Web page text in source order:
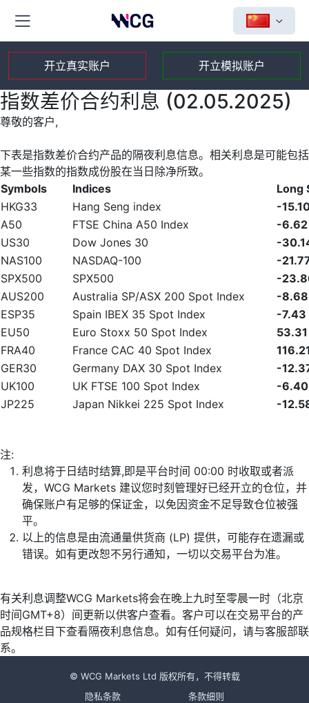
开立真实账户 开立模拟账户
指数差价合约利息 (02.05.2025)
尊敬的客户,
下表是指数差价合约产品的隔夜利息信息。相关利息是可能包括
某一些指数的指数成份股在当日除净所致。
Symbols
Indices
Long
HKG33
Hang Seng index
-
A50
FTSE China A50 Index
-6.62
US30
Dow Jones 30
-
NAS100
NASDAQ-100
-
SPX500
SPX500
-
AUS200
Australia SP/ASX 200 Spot Index
-8.68
ESP35
Spain IBEX 35 Spot Index
-7.43
EU50
Euro Stoxx 50 Spot Index
53.31
FRA40
France CAC 40 Spot Index
GER30
Germany DAX 30 Spot Index
-
UK100
UK FTSE 100 Spot Index
-6.40
JP225
Japan Nikkei 225 Spot Index -
注:
利息将于日结时结算,即是平台时间 00:00 时收取或者派
发，WCG Markets 建议您时刻管理好已经开立的仓位，并
确保账户有足够的保证金，以免因资金不足导致仓位被强
平。
以上的信息是由流通量供货商 (LP) 提供，可能存在遗漏或
错误。如有更改恕不另行通知，一切以交易平台为准。
有关利息调整WCG Markets将会在晚上九时至零晨一时（北京
时间GMT+8）间更新以供客户查看。客户可以在交易平台的产
品规格栏目下查看隔夜利息信息。如有任何疑问，请与客服部联
系。
© WCG Markets Ltd 版权所有，不得转载
隐私条款
条款细则